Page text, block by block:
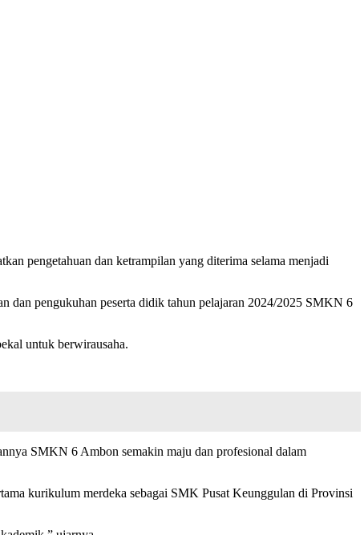
pengetahuan dan ketrampilan yang diterima selama menjadi
dan pengukuhan peserta didik tahun pelajaran 2024/2025 SMKN 6
untuk berwirausaha.
SMKN 6 Ambon semakin maju dan profesional dalam
kurikulum merdeka sebagai SMK Pusat Keunggulan di Provinsi